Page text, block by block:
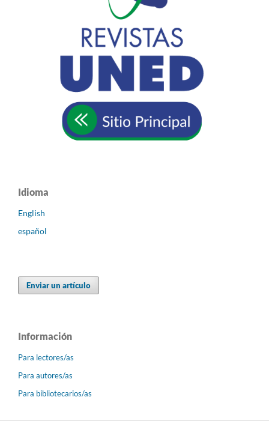
Idioma
English
español
Enviar un artículo
Información
Para lectores/as
Para autores/as
Para bibliotecarios/as